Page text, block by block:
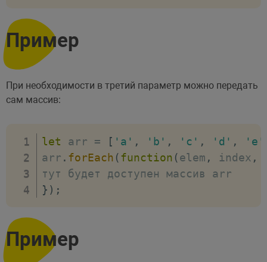
Пример
При необходимости в третий параметр можно передать
сам массив:
let arr = [ 'a' , 'b' , 'c' , 'd' , 'e'
arr . forEach (function (elem , index ,
} ) ;
Пример